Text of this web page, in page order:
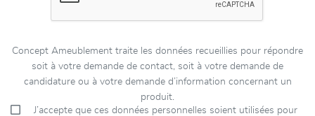
Concept Ameublement traite les données recueillies pour répondre
soit à votre demande de contact, soit à votre demande de
candidature ou à votre demande d’information concernant un
produit.
J’accepte que ces données personnelles soient utilisées pour